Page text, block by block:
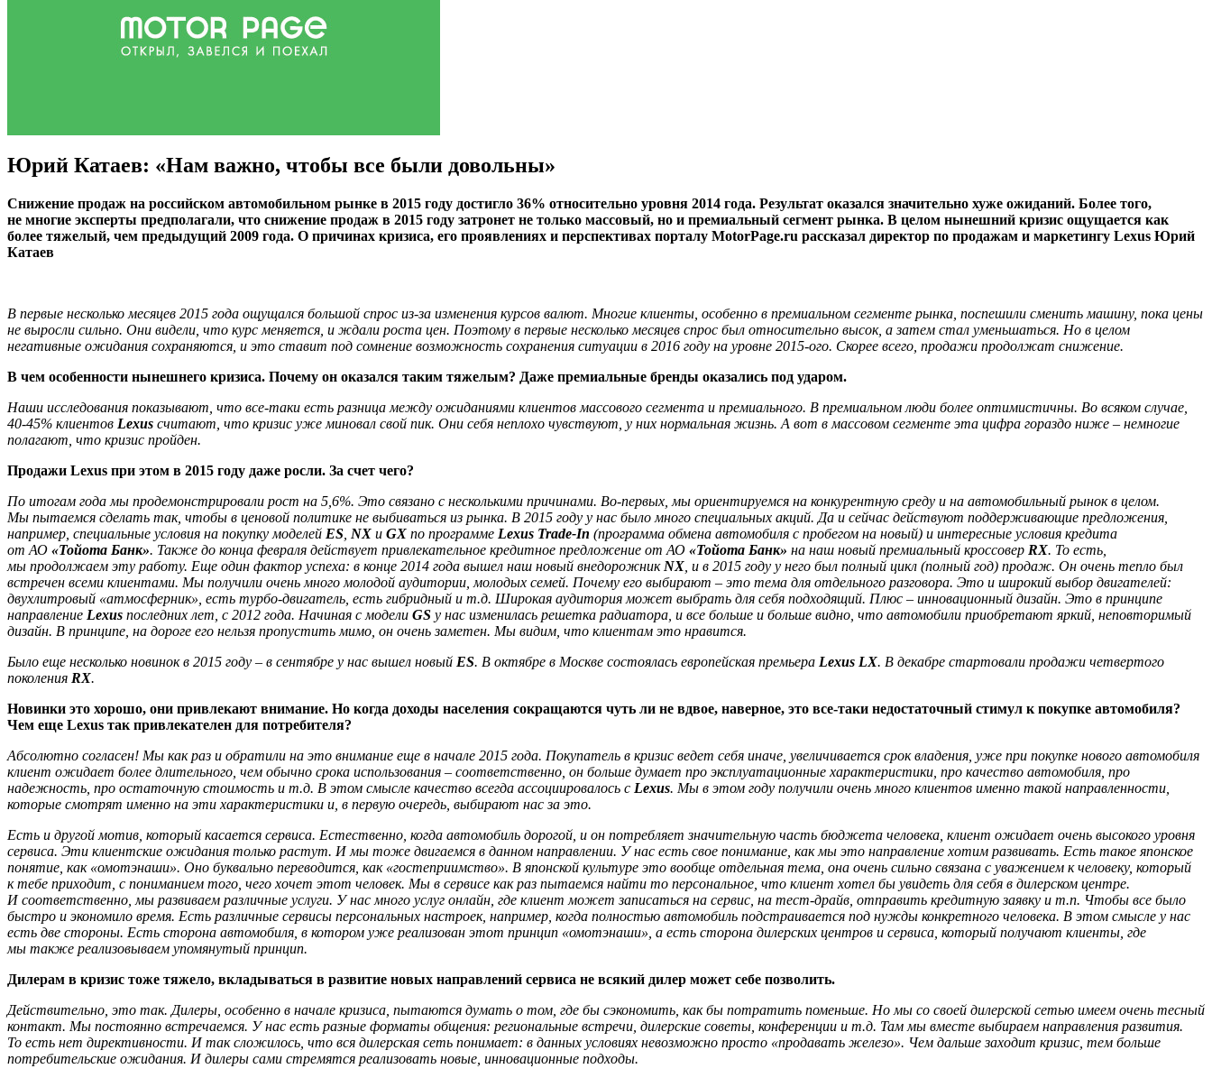
Юрий Катаев: «Нам важно, чтобы все были довольны»
Снижение продаж на российском автомобильном рынке в 2015 году достигло 36% относительно уровня 2014 года. Результат оказался значительно хуже ожиданий. Более того,
не многие эксперты предполагали, что снижение продаж в 2015 году затронет не только массовый, но и премиальный сегмент рынка. В целом нынешний кризис ощущается как
более тяжелый, чем предыдущий 2009 года. О причинах кризиса, его проявлениях и перспективах порталу MotorPage.ru рассказал директор по продажам и маркетингу Lexus Юрий
Катаев
В первые несколько месяцев 2015 года ощущался большой спрос из-за изменения курсов валют. Многие клиенты, особенно в премиальном сегменте рынка, поспешили сменить машину, пока цены
не выросли сильно. Они видели, что курс меняется, и ждали роста цен. Поэтому в первые несколько месяцев спрос был относительно высок, а затем стал уменьшаться. Но в целом
негативные ожидания сохраняются, и это ставит под сомнение возможность сохранения ситуации в 2016 году на уровне 2015-ого. Скорее всего, продажи продолжат снижение.
В чем особенности нынешнего кризиса. Почему он оказался таким тяжелым? Даже премиальные бренды оказались под ударом.
Наши исследования показывают, что все-таки есть разница между ожиданиями клиентов массового сегмента и премиального. В премиальном люди более оптимистичны. Во всяком случае,
40-45% клиентов Lexus считают, что кризис уже миновал свой пик. Они себя неплохо чувствуют, у них нормальная жизнь. А вот в массовом сегменте эта цифра гораздо ниже – немногие
полагают, что кризис пройден.
Продажи Lexus при этом в 2015 году даже росли. За счет чего?
По итогам года мы продемонстрировали рост на 5,6%. Это связано с несколькими причинами. Во-первых, мы ориентируемся на конкурентную среду и на автомобильный рынок в целом.
Мы пытаемся сделать так, чтобы в ценовой политике не выбиваться из рынка. В 2015 году у нас было много специальных акций. Да и сейчас действуют поддерживающие предложения,
например, специальные условия на покупку моделей ES NX и GX по программе Lexus Trade-In (программа обмена автомобиля с пробегом на новый) и интересные условия кредита
от АО «Тойота Банк». Также до конца февраля действует привлекательное кредитное предложение от АО «Тойота Банк» на наш новый премиальный кроссовер RX. То есть,
мы продолжаем эту работу. Еще один фактор успеха: в конце 2014 года вышел наш новый внедорожник NX , и в 2015 году у него был полный цикл (полный год) продаж. Он очень тепло был
встречен всеми клиентами. Мы получили очень много молодой аудитории, молодых семей. Почему его выбирают – это тема для отдельного разговора. Это и широкий выбор двигателей:
двухлитровый «атмосферник», есть турбо-двигатель, есть гибридный и т.д. Широкая аудитория может выбрать для себя подходящий. Плюс – инновационный дизайн. Это в принципе
направление Lexus последних лет, с 2012 года. Начиная с модели GS у нас изменилась решетка радиатора, и все больше и больше видно, что автомобили приобретают яркий, неповторимый
дизайн. В принципе, на дороге его нельзя пропустить мимо, он очень заметен. Мы видим, что клиентам это нравится.
Было еще несколько новинок в 2015 году – в сентябре у нас вышел новый ES. В октябре в Москве состоялась европейская премьера Lexus LX. В декабре стартовали продажи четвертого
поколения RX.
Новинки это хорошо, они привлекают внимание. Но когда доходы населения сокращаются чуть ли не вдвое, наверное, это все-таки недостаточный стимул к покупке автомобиля?
Чем еще Lexus так привлекателен для потребителя?
Абсолютно согласен! Мы как раз и обратили на это внимание еще в начале 2015 года. Покупатель в кризис ведет себя иначе, увеличивается срок владения, уже при покупке нового автомобиля
клиент ожидает более длительного, чем обычно срока использования – соответственно, он больше думает про эксплуатационные характеристики, про качество автомобиля, про
надежность, про остаточную стоимость и т.д. В этом смысле качество всегда ассоциировалось с Lexus. Мы в этом году получили очень много клиентов именно такой направленности,
которые смотрят именно на эти характеристики и, в первую очередь, выбирают нас за это.
Есть и другой мотив, который касается сервиса. Естественно, когда автомобиль дорогой, и он потребляет значительную часть бюджета человека, клиент ожидает очень высокого уровня
сервиса. Эти клиентские ожидания только растут. И мы тоже двигаемся в данном направлении. У нас есть свое понимание, как мы это направление хотим развивать. Есть такое японское
понятие, как «омотэнаши». Оно буквально переводится, как «гостеприимство». В японской культуре это вообще отдельная тема, она очень сильно связана с уважением к человеку, который
к тебе приходит, с пониманием того, чего хочет этот человек. Мы в сервисе как раз пытаемся найти то персональное, что клиент хотел бы увидеть для себя в дилерском центре.
И соответственно, мы развиваем различные услуги. У нас много услуг онлайн, где клиент может записаться на сервис, на тест-драйв, отправить кредитную заявку и т.п. Чтобы все было
быстро и экономило время. Есть различные сервисы персональных настроек, например, когда полностью автомобиль подстраивается под нужды конкретного человека. В этом смысле у нас
есть две стороны. Есть сторона автомобиля, в котором уже реализован этот принцип «омотэнаши», а есть сторона дилерских центров и сервиса, который получают клиенты, где
мы также реализовываем упомянутый принцип.
Дилерам в кризис тоже тяжело, вкладываться в развитие новых направлений сервиса не всякий дилер может себе позволить.
Действительно, это так. Дилеры, особенно в начале кризиса, пытаются думать о том, где бы сэкономить, как бы потратить поменьше. Но мы со своей дилерской сетью имеем очень тесный
контакт. Мы постоянно встречаемся. У нас есть разные форматы общения: региональные встречи, дилерские советы, конференции и т.д. Там мы вместе выбираем направления развития.
То есть нет директивности. И так сложилось, что вся дилерская сеть понимает: в данных условиях невозможно просто «продавать железо». Чем дальше заходит кризис, тем больше
потребительские ожидания. И дилеры сами стремятся реализовать новые, инновационные подходы.